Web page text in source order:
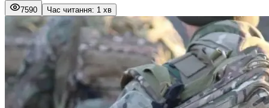
7590 Час читання: 1 хв